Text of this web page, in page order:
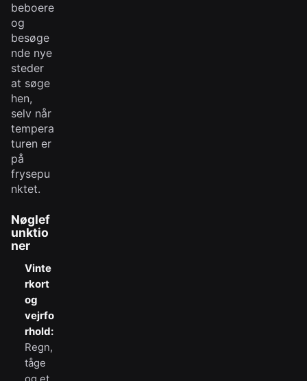
beboere
og
besøge
nde nye
steder
at søge
hen,
selv når
tempera
turen er
på
frysepu
nktet.
Nøglef
unktio
ner
Vinte
rkort
og
vejrfo
rhold:
Regn,
tåge